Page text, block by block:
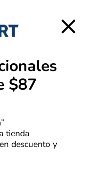
el resumen de
está siendo
cada compra!
$87
tienda
descuento y